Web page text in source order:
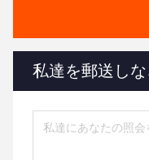
私達を郵送し